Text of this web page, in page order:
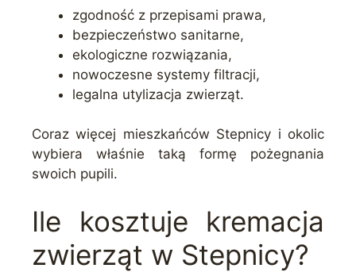
zgodność z przepisami prawa,
bezpieczeństwo sanitarne,
ekologiczne rozwiązania,
nowoczesne systemy filtracji,
legalna utylizacja zwierząt.
Coraz więcej mieszkańców Stepnicy i okolic
wybiera właśnie taką formę pożegnania
swoich pupili.
Ile kosztuje kremacja
zwierząt w Stepnicy?